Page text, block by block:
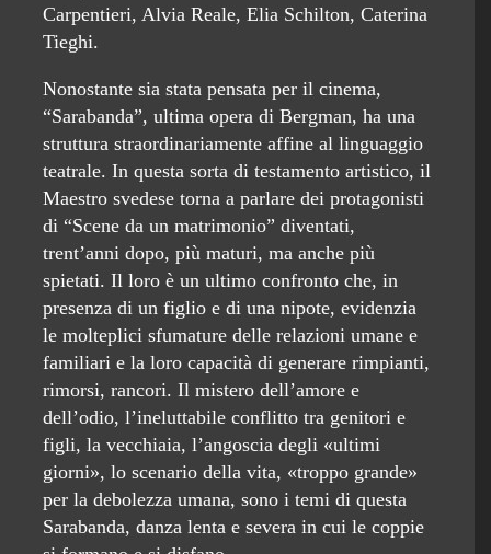
Carpentieri, Alvia Reale, Elia Schilton, Caterina
Tieghi.
Nonostante sia stata pensata per il cinema,
“Sarabanda”, ultima opera di Bergman, ha una
struttura straordinariamente affine al linguaggio
teatrale. In questa sorta di testamento artistico, il
Maestro svedese torna a parlare dei protagonisti
di “Scene da un matrimonio” diventati,
trent’anni dopo, più maturi, ma anche più
spietati. Il loro è un ultimo confronto che, in
presenza di un figlio e di una nipote, evidenzia
le molteplici sfumature delle relazioni umane e
familiari e la loro capacità di generare rimpianti,
rimorsi, rancori. Il mistero dell’amore e
dell’odio, l’ineluttabile conflitto tra genitori e
figli, la vecchiaia, l’angoscia degli «ultimi
giorni», lo scenario della vita, «troppo grande»
per la debolezza umana, sono i temi di questa
Sarabanda, danza lenta e severa in cui le coppie